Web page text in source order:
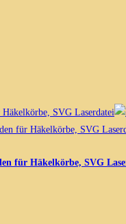
für Häkelkörbe, SVG